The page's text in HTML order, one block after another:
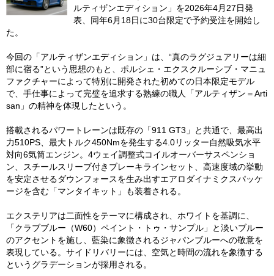
ルティザンエディション」を2026年4月27日発
表、同年6月18日に30台限定で予約受注を開始し
た。
今回の「アルティザンエディション」は、“真のラグジュアリーは細
部に宿る”という思想のもと、ポルシェ・エクスクルーシブ・マニュ
ファクチャーによって特別に開発された初めての日本限定モデル
で、手仕事によって完璧を追求する熟練の職人「アルティザン＝Arti
san」の精神を体現したという。
搭載されるパワートレーンは既存の「911 GT3」と共通で、最高出
力510PS、最大トルク450Nmを発生する4.0リッター自然吸気水平
対向6気筒エンジン。4ウェイ調整式コイルオーバーサスペンショ
ン、スチールスリーブ付きブレーキラインセット、高速度域の挙動
を安定させるダウンフォースを生み出すエアロダイナミクスパッケ
ージを含む「マンタイキット」も装着される。
エクステリアは二面性をテーマに構成され、ホワイトを基調に、
「クラブブルー（W60）ペイント・トゥ・サンプル」と淡いブルー
のアクセントを施し、藍染に象徴されるジャパンブルーへの敬意を
表現している。サイドリバリーには、空気と時間の流れを象徴する
というグラデーションが採用される。